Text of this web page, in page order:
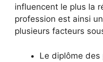
influencent le plus la
profession est ainsi
plusieurs facteurs
Le diplôme des